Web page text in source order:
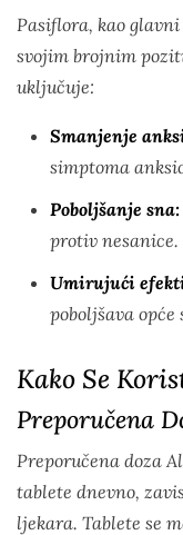
Pasiflora, kao
svojim brojnim
uključuje:
Smanjenje
simptoma
Poboljšanje sna:
protiv nesanice.
Umirujući
poboljšava
Kako Se
Preporučena
Preporučena doza
tablete dnevno,
ljekara. Tablete se